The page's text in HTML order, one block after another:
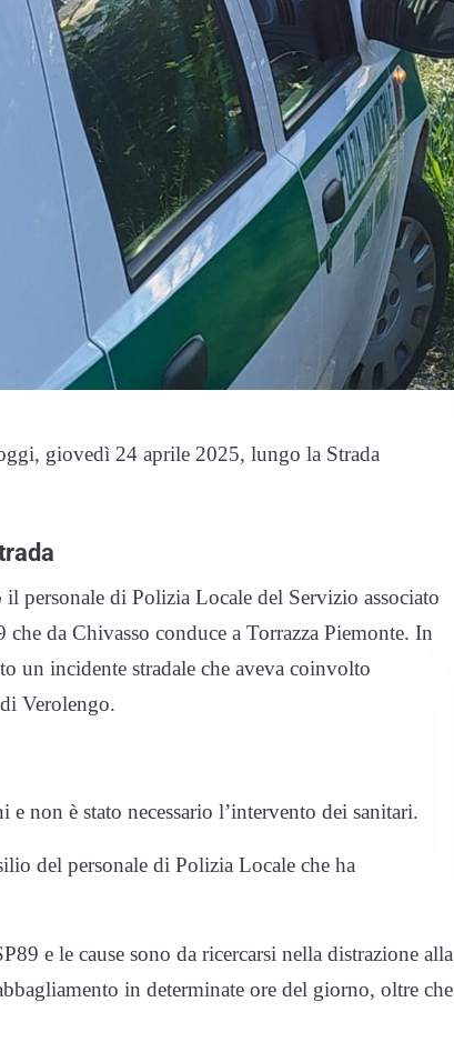
giovedì 24 aprile 2025, lungo la Strada
di Polizia Locale del Servizio associato
da Chivasso conduce a Torrazza Piemonte. In
un incidente stradale che aveva coinvolto
Verolengo.
non è stato necessario l’intervento dei sanitari.
del personale di Polizia Locale che ha
e le cause sono da ricercarsi nella distrazione alla
in determinate ore del giorno, oltre che